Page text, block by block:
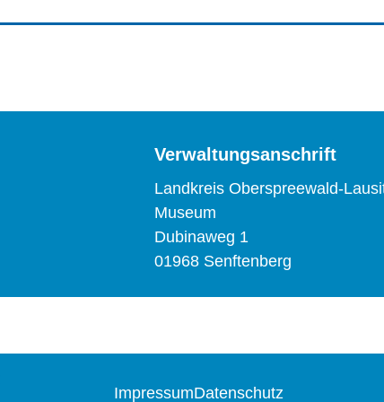
Verwaltungsanschrift
Landkreis Oberspreewald-
Museum
Dubinaweg 1
01968 Senftenberg
ImpressumDatenschutz